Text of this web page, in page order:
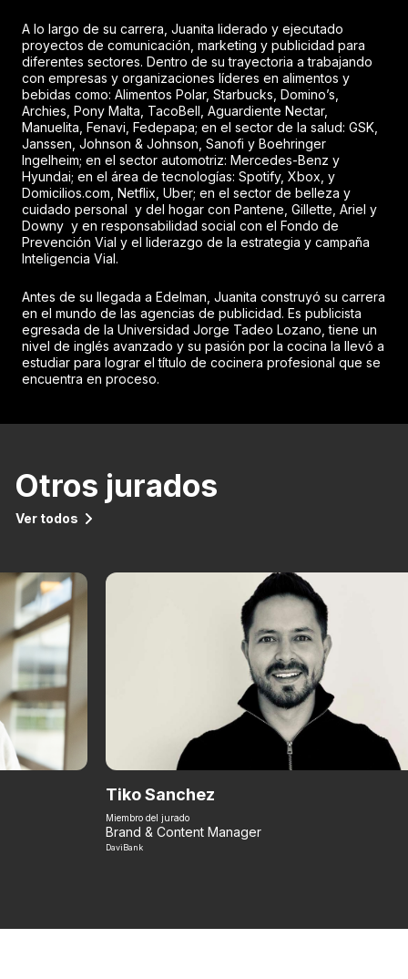
A lo largo de su carrera, Juanita liderado y ejecutado
proyectos de comunicación, marketing y publicidad para
diferentes sectores. Dentro de su trayectoria a trabajando
con empresas y organizaciones líderes en alimentos y
bebidas como: Alimentos Polar, Starbucks, Domino’s,
Archies, Pony Malta, TacoBell, Aguardiente Nectar,
Manuelita, Fenavi, Fedepapa; en el sector de la salud: GSK,
Janssen, Johnson & Johnson, Sanofi y Boehringer
Ingelheim; en el sector automotriz: Mercedes-Benz y
Hyundai; en el área de tecnologías: Spotify, Xbox, y
Domicilios.com, Netflix, Uber; en el sector de belleza y
cuidado personal y del hogar con Pantene, Gillette, Ariel y
Downy y en responsabilidad social con el Fondo de
Prevención Vial y el liderazgo de la estrategia y campaña
Inteligencia Vial.
Antes de su llegada a Edelman, Juanita construyó su carrera
en el mundo de las agencias de publicidad. Es publicista
egresada de la Universidad Jorge Tadeo Lozano, tiene un
nivel de inglés avanzado y su pasión por la cocina la llevó a
estudiar para lograr el título de cocinera profesional que se
encuentra en proceso.
Otros jurados
Ver todos
Tiko Sanchez
Miembro del jurado
Brand & Content Manager
DaviBank